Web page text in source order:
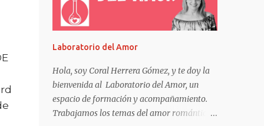
Laboratorio del Amor
Hola, soy Coral Herrera Gómez, y te doy la
bienvenida al Laboratorio del Amor, un
espacio de formación y acompañamiento.
Trabajamos los temas del amor romántico